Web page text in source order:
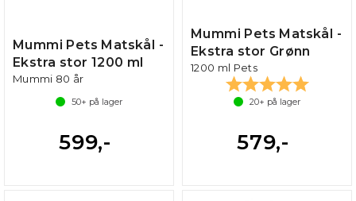
Mummi Pets Matskål -
Ekstra stor 1200 ml
Mummi 80 år
50+ på lager
599,-
Mummi Pets Matskål -
Ekstra stor Grønn
1200 ml Pets
Karakter: 5.0 av 5
20+ på lager
579,-